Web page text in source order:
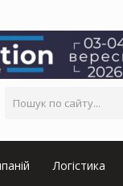
Логістика